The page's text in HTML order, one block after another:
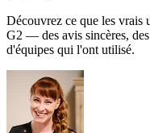
Découvrez ce que les vrais
G2 — des avis sincères,
d'équipes qui l'ont utilisé.